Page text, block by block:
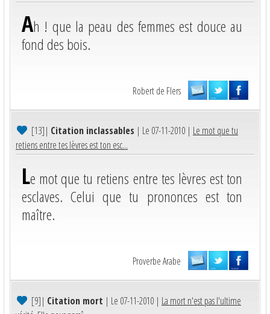
Ah ! que la peau des femmes est douce au
fond des bois.
Robert de Flers
[13]| Citation inclassables | Le 07-11-2010 | Le mot que tu
retiens entre tes lèvres est ton esc...
Le mot que tu retiens entre tes lèvres est ton
esclaves. Celui que tu prononces est ton
maître.
Proverbe Arabe
[9]| Citation mort | Le 07-11-2010 | La mort n'est pas l'ultime